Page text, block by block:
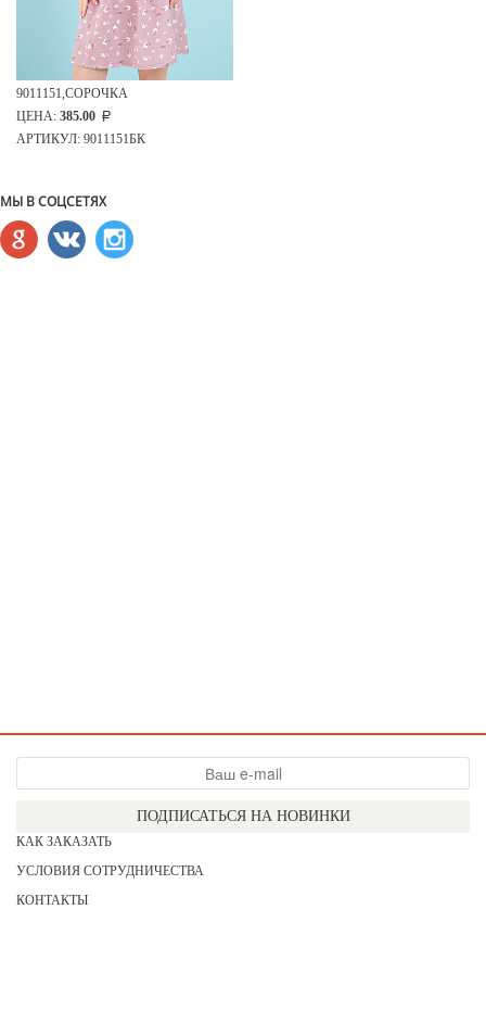
9011151,СОРОЧКА
ЦЕНА: 385.00
АРТИКУЛ: 9011151БК
МЫ В СОЦСЕТЯХ
ПОДПИСАТЬСЯ НА НОВИНКИ
КАК ЗАКАЗАТЬ
УСЛОВИЯ СОТРУДНИЧЕСТВА
КОНТАКТЫ